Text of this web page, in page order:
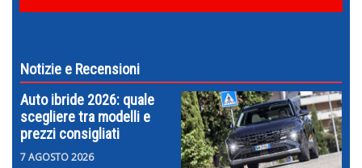
Notizie e Recensioni
Auto ibride 2026: quale
scegliere tra modelli e
prezzi consigliati
7 AGOSTO 2026